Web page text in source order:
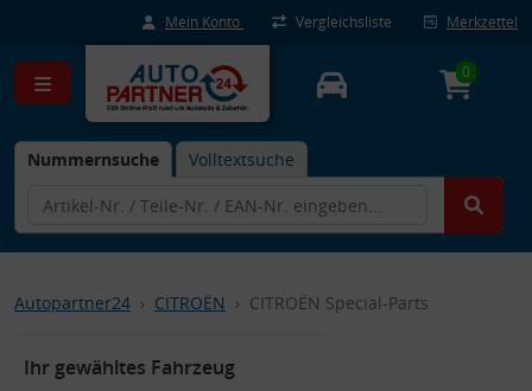
Mein Konto Vergleichsliste Merkzettel
Nummernsuche Volltextsuche
0
Autopartner24 CITROËN CITROËN Special-Parts
Ihr gewähltes Fahrzeug